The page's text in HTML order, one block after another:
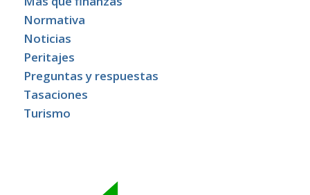
Normativa
Noticias
Peritajes
Preguntas y respuestas
Tasaciones
Turismo